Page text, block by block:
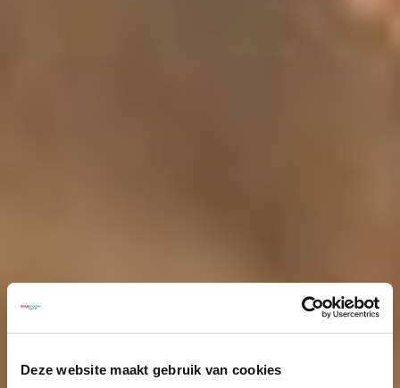
Deze website maakt gebruik van cookies